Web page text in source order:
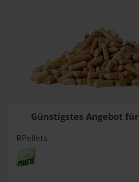
Günstigstes Angebot für
RPellets